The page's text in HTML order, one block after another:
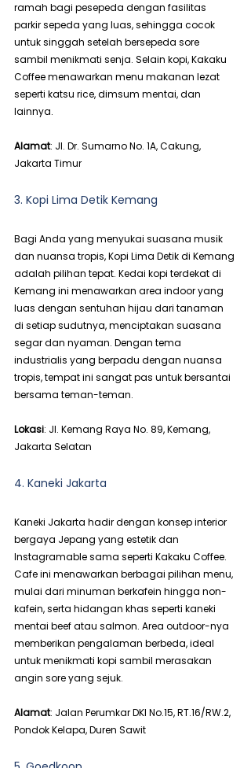
ramah bagi pesepeda dengan fasilitas
parkir sepeda yang luas, sehingga cocok
untuk singgah setelah bersepeda sore
sambil menikmati senja. Selain kopi, Kakaku
Coffee menawarkan menu makanan lezat
seperti katsu rice, dimsum mentai, dan
lainnya.
Alamat: Jl. Dr. Sumarno No. 1A, Cakung,
Jakarta Timur
3. Kopi Lima Detik Kemang
Bagi Anda yang menyukai suasana musik
dan nuansa tropis, Kopi Lima Detik di Kemang
adalah pilihan tepat. Kedai kopi terdekat di
Kemang ini menawarkan area indoor yang
luas dengan sentuhan hijau dari tanaman
di setiap sudutnya, menciptakan suasana
segar dan nyaman. Dengan tema
industrialis yang berpadu dengan nuansa
tropis, tempat ini sangat pas untuk bersantai
bersama teman-teman.
Lokasi: Jl. Kemang Raya No. 89, Kemang,
Jakarta Selatan
4. Kaneki Jakarta
Kaneki Jakarta hadir dengan konsep interior
bergaya Jepang yang estetik dan
Instagramable sama seperti Kakaku Coffee.
Cafe ini menawarkan berbagai pilihan menu,
mulai dari minuman berkafein hingga non-
kafein, serta hidangan khas seperti kaneki
mentai beef atau salmon. Area outdoor-nya
memberikan pengalaman berbeda, ideal
untuk menikmati kopi sambil merasakan
angin sore yang sejuk.
Alamat: Jalan Perumkar DKI No.15, RT.16/RW.2,
Pondok Kelapa, Duren Sawit